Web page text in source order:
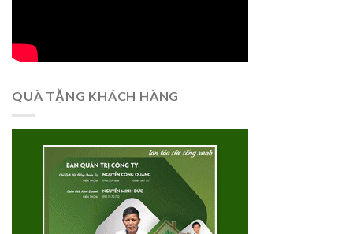
QUÀ TẶNG KHÁCH HÀNG